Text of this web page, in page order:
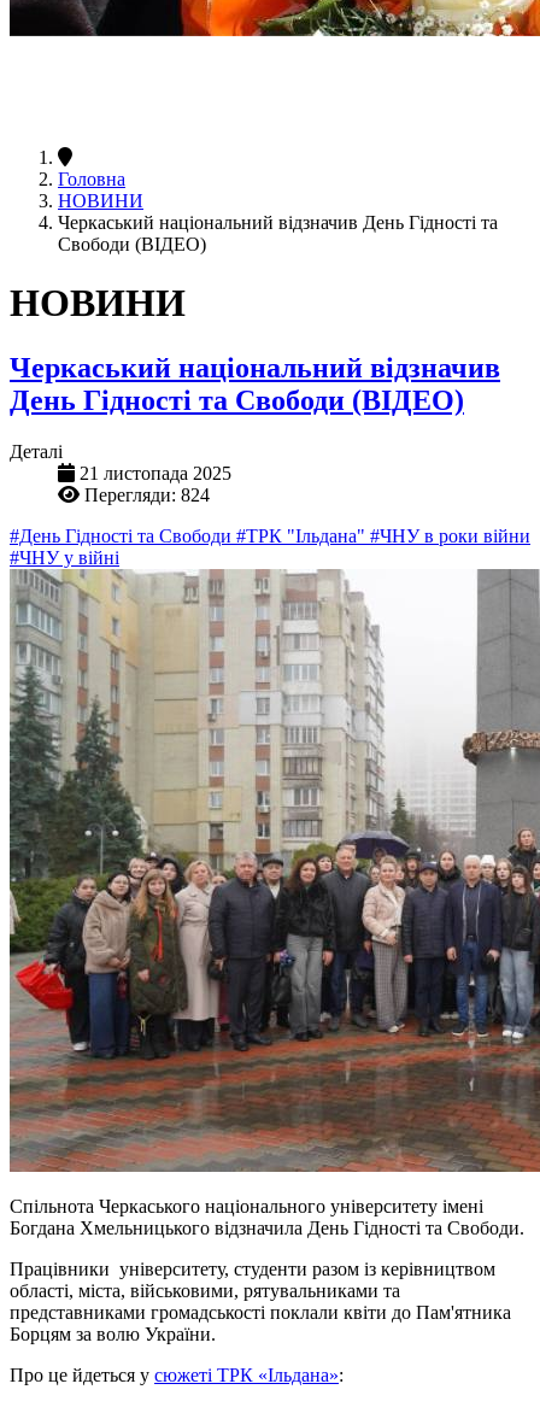
Головна
НОВИНИ
Черкаський національний відзначив День Гідності та
Свободи (ВІДЕО)
НОВИНИ
Черкаський національний відзначив
День Гідності та Свободи (ВІДЕО)
Деталі
21 листопада 2025
Перегляди: 824
#День Гідності та Свободи #ТРК "Ільдана" #ЧНУ в роки війни
#ЧНУ у війні
Спільнота Черкаського національного університету імені
Богдана Хмельницького відзначила День Гідності та Свободи.
Працівники університету, студенти разом із керівництвом
області, міста, військовими, рятувальниками та
представниками громадськості поклали квіти до Пам'ятника
Борцям за волю України.
Про це йдеться у сюжеті ТРК «Ільдана»: